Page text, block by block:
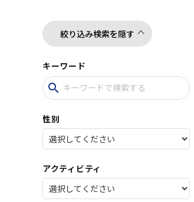
フリースタイルダイビング
バッグ・ケース
SALE
でしか
LINE ID連携でお買い物が便利に
求人
絞り込み検索を隠す
キーワード
search
性別
アクティビティ